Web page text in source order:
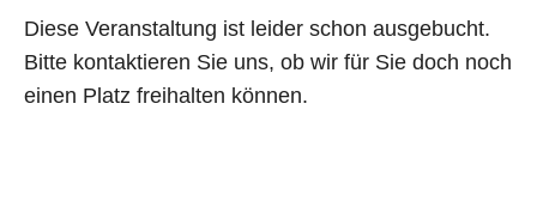
Diese Veranstaltung ist leider schon ausgebucht.
Bitte kontaktieren Sie uns, ob wir für Sie doch noch
einen Platz freihalten können.